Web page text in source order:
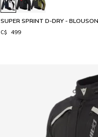
SUPER SPRINT D-DRY -
C$ 499